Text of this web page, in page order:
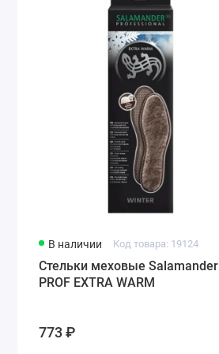
В наличии Код товара: 19124
Стельки меховые Salamander
PROF EXTRA WARM
773 ₽